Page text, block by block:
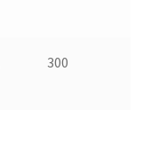
300